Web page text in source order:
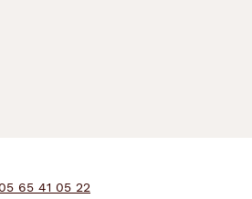
05 65 41 05 22